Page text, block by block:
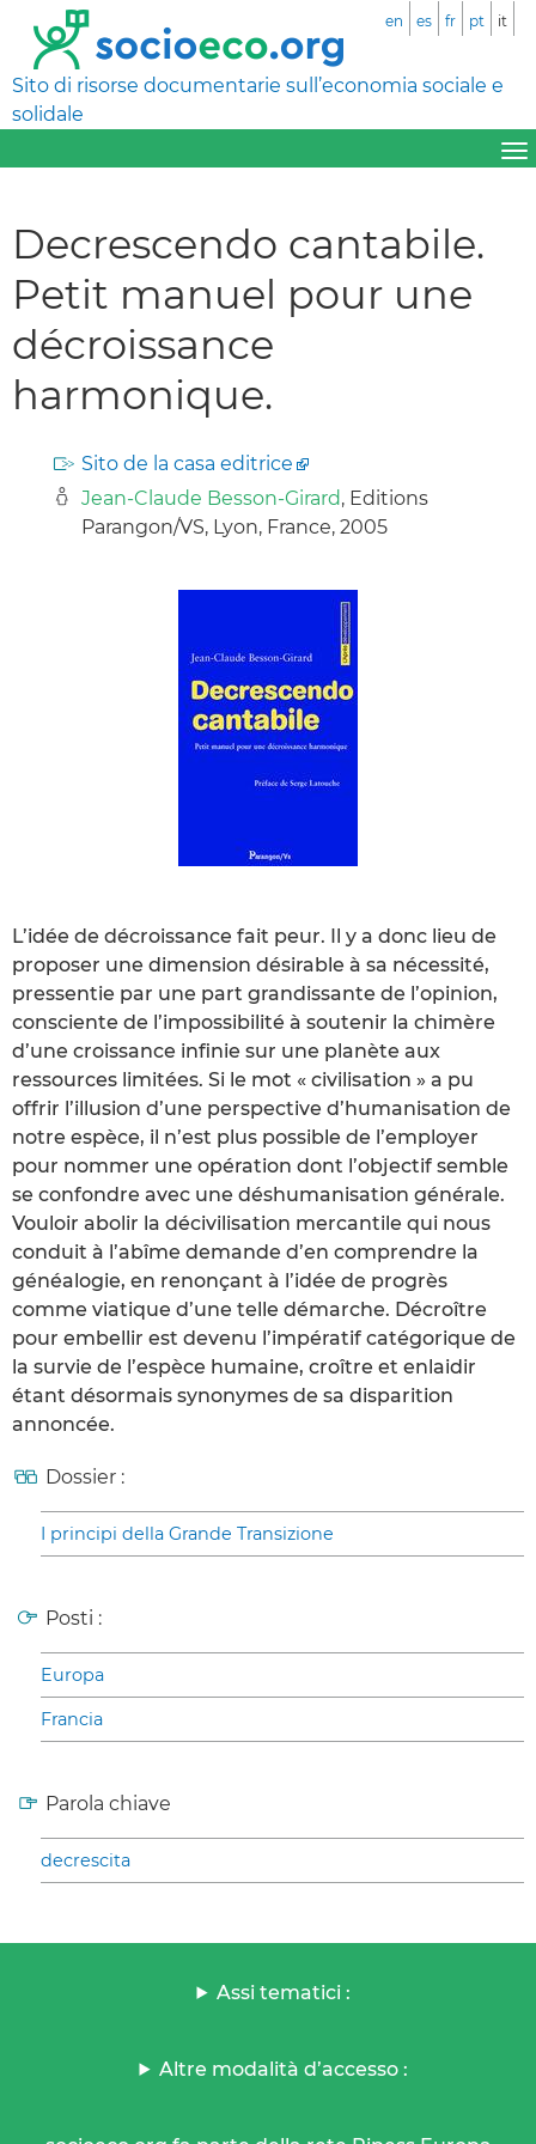
Sito di risorse documentarie sull’economia sociale e
solidale
en es fr pt it
Decrescendo cantabile.
Petit manuel pour une
décroissance
harmonique.
Sito de la casa editrice
Jean-Claude Besson-Girard, Editions
Parangon/VS, Lyon, France, 2005
L’idée de décroissance fait peur. Il y a donc lieu de
proposer une dimension désirable à sa nécessité,
pressentie par une part grandissante de l’opinion,
consciente de l’impossibilité à soutenir la chimère
d’une croissance infinie sur une planète aux
ressources limitées. Si le mot « civilisation » a pu
offrir l’illusion d’une perspective d’humanisation de
notre espèce, il n’est plus possible de l’employer
pour nommer une opération dont l’objectif semble
se confondre avec une déshumanisation générale.
Vouloir abolir la décivilisation mercantile qui nous
conduit à l’abîme demande d’en comprendre la
généalogie, en renonçant à l’idée de progrès
comme viatique d’une telle démarche. Décroître
pour embellir est devenu l’impératif catégorique de
la survie de l’espèce humaine, croître et enlaidir
étant désormais synonymes de sa disparition
annoncée.
Dossier :
I principi della Grande Transizione
Posti :
Europa
Francia
Parola chiave
decrescita
Assi tematici :
Altre modalità d’accesso :